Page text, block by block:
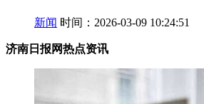
新闻 时间：2026-03-09 10:24:51
济南日报网热点资讯